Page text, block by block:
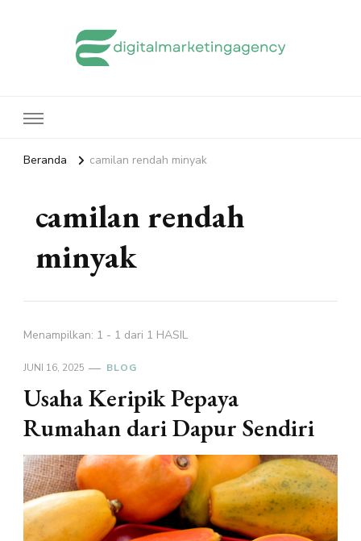
Beranda camilan rendah minyak
camilan rendah
minyak
Menampilkan: 1 - 1 dari 1 HASIL
JUNI 16, 2025 BLOG
Usaha Keripik Pepaya
Rumahan dari Dapur Sendiri